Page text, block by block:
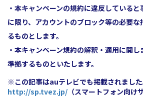
・本キャンペーンの規約に違反している
に限り、アカウントのブロック等の必要な
るものとします。
・本キャンペーン規約の解釈・適用に関
準拠するものといたします。
※この記事はauテレビでも掲載されました
http://sp.tvez.jp/ （スマートフォン向け